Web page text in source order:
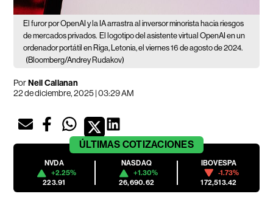
El furor por OpenAI y la IA arrastra al inversor minorista hacia riesgos
de mercados privados. El logotipo del asistente virtual OpenAI en un
ordenador portátil en Riga, Letonia, el viernes 16 de agosto de 2024.
(Bloomberg/Andrey Rudakov)
PorNeil Callanan
22 de diciembre, 2025 | 03:29 AM
ÚLTIMAS COTIZACIONES
NVDA
+2.25%
223.91
NASDAQ
+1.30%
26,690.62
IBOVESPA
-1.73%
172,513.42